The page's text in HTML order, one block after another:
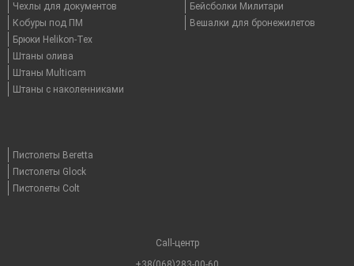
Чехлы для документов
Кобуры под ПМ
Брюки Helikon-Tex
Штаны олива
Штаны Multicam
Штаны с наколенниками
Бейсболки Милитари
Вешалки для бронежилетов
Пистолеты Beretta
Пистолеты Glock
Пистолеты Colt
Call-центр